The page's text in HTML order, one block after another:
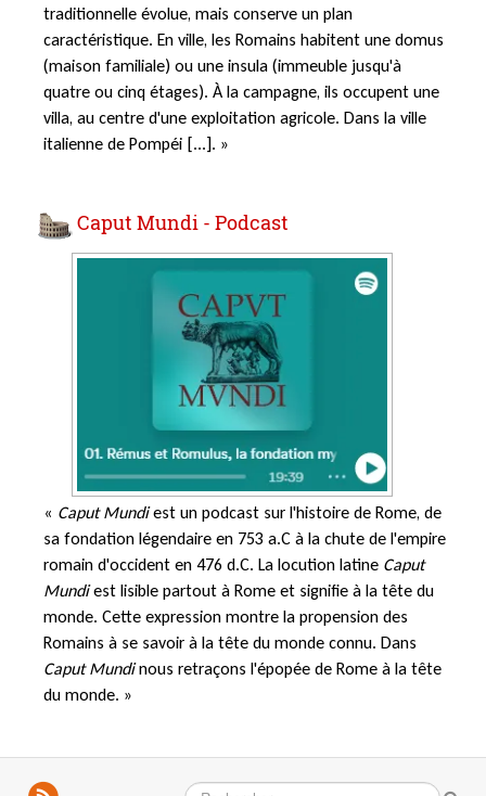
traditionnelle évolue, mais conserve un plan
caractéristique. En ville, les Romains habitent une domus
(maison familiale) ou une insula (immeuble jusqu'à
quatre ou cinq étages). À la campagne, ils occupent une
villa, au centre d'une exploitation agricole. Dans la ville
italienne de Pompéi [...]. »
Caput Mundi - Podcast
« Caput Mundiest un podcast sur l'histoire de Rome, de
sa fondation légendaire en 753 a.C à la chute de l'empire
romain d'occident en 476 d.C. La locution latine Caput
Mundiest lisible partout à Rome et signifie à la tête du
monde. Cette expression montre la propension des
Romains à se savoir à la tête du monde connu. Dans
Caput Mundinous retraçons l'épopée de Rome à la tête
du monde. »